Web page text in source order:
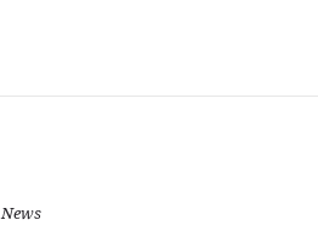
News